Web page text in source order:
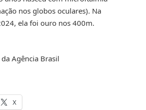
nos globos oculares). Na
ela foi ouro nos 400m.
Agência Brasil
X